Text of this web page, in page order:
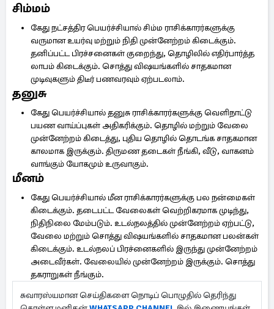
சிம்மம்
கேது நட்சத்திர பெயர்ச்சியால் சிம்ம ராசிக்காரர்களுக்கு
வருமான உயர்வு மற்றும் நிதி முன்னேற்றம் கிடைக்கும்.
தனிப்பட்ட பிரச்சனைகள் குறைந்து, தொழிலில் எதிர்பார்த்த
லாபம் கிடைக்கும். சொத்து விஷயங்களில் சாதகமான
முடிவுகளும் திடீர் பணவரவும் ஏற்படலாம்.
தனுசு
கேது பெயர்ச்சியால் தனுசு ராசிக்காரர்களுக்கு வெளிநாட்டு
பயண வாய்ப்புகள் அதிகரிக்கும். தொழில் மற்றும் வேலை
முன்னேற்றம் கிடைத்து, புதிய தொழில் தொடங்க சாதகமான
காலமாக இருக்கும். திருமண தடைகள் நீங்கி, வீடு, வாகனம்
வாங்கும் யோகமும் உருவாகும்.
மீனம்
கேது பெயர்ச்சியால் மீன ராசிக்காரர்களுக்கு பல நன்மைகள்
கிடைக்கும். தடைபட்ட வேலைகள் வெற்றிகரமாக முடிந்து,
நிதிநிலை மேம்படும். உடல்நலத்தில் முன்னேற்றம் ஏற்பட்டு,
வேலை மற்றும் சொத்து விஷயங்களில் சாதகமான பலன்கள்
கிடைக்கும். உடல்நலப் பிரச்னைகளில் இருந்து முன்னேற்றம்
அடைவீர்கள். வேலையில் முன்னேற்றம் இருக்கும். சொத்து
தகராறுகள் நீங்கும்.
சுவாரஸ்யமான செய்திகளை நொடிப் பொழுதில் தெரிந்து